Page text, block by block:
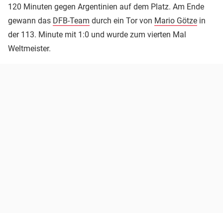
120 Minuten gegen Argentinien auf dem Platz. Am Ende
gewann das DFB-Team durch ein Tor von Mario Götze in
der 113. Minute mit 1:0 und wurde zum vierten Mal
Weltmeister.